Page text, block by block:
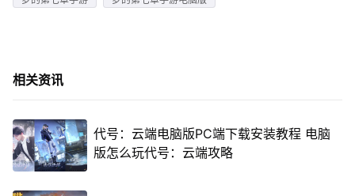
相关资讯
代号：云端电脑版PC端下载安装教程 电脑
版怎么玩代号：云端攻略